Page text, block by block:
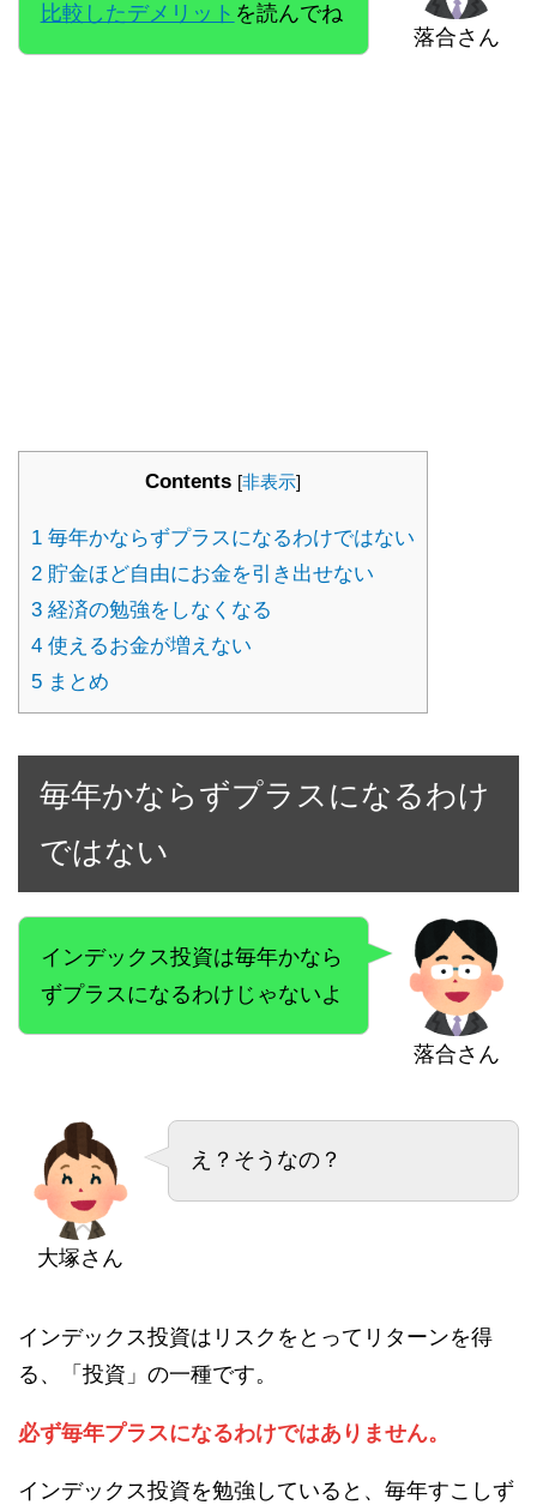
落合さん
比較したデメリット を読んでね
Contents [非表示]
1 毎年かならずプラスになるわけではない
2 貯金ほど自由にお金を引き出せない
3 経済の勉強をしなくなる
4 使えるお金が増えない
5 まとめ
毎年かならずプラスになるわけ
ではない
落合さん
インデックス投資は毎年かなら
ずプラスになるわけじゃないよ
大塚さん
え？そうなの？
インデックス投資はリスクをとってリターンを得
る、「投資」の一種です。
必ず毎年プラスになるわけではありません。
インデックス投資を勉強していると、毎年すこしず